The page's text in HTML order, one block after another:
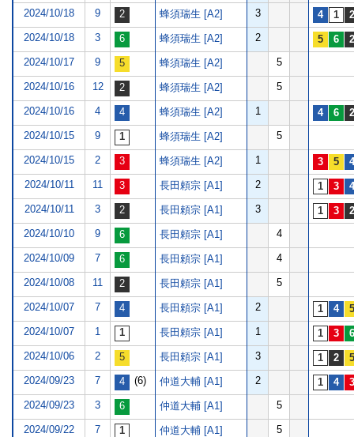
2024/10/18 9 蜂須瑞生 [A2] 3
2024/10/18 3 蜂須瑞生 [A2] 2
2024/10/17 9 蜂須瑞生 [A2] 5
2024/10/16 12 蜂須瑞生 [A2] 5
2024/10/16 4 蜂須瑞生 [A2] 1
2024/10/15 9 蜂須瑞生 [A2] 5
2024/10/15 2 蜂須瑞生 [A2] 1
2024/10/11 11 長田頼宗 [A1] 2
2024/10/11 3 長田頼宗 [A1] 3
2024/10/10 9 長田頼宗 [A1] 4
2024/10/09 7 長田頼宗 [A1] 4
2024/10/08 11 長田頼宗 [A1] 5
2024/10/07 7 長田頼宗 [A1] 2
2024/10/07 1 長田頼宗 [A1] 1
2024/10/06 2 長田頼宗 [A1] 3
2024/09/23 7 (6) 仲道大輔 [A1] 2
2024/09/23 3 仲道大輔 [A1] 5
2024/09/22 7 仲道大輔 [A1] 5